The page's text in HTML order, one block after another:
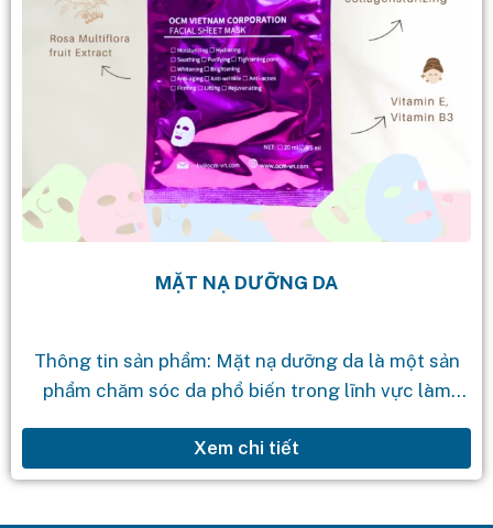
MẶT NẠ DƯỠNG DA
Thông tin sản phẩm: Mặt nạ dưỡng da là một sản
phẩm chăm sóc da phổ biến trong lĩnh vực làm
Xem chi tiết